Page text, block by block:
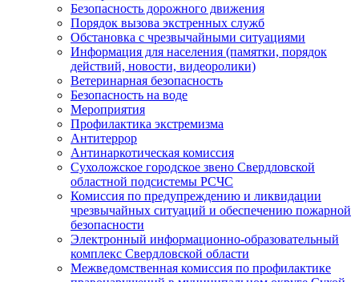
Безопасность дорожного движения
Порядок вызова экстренных служб
Обстановка с чрезвычайными ситуациями
Информация для населения (памятки, порядок
действий, новости, видеоролики)
Ветеринарная безопасность
Безопасность на воде
Мероприятия
Профилактика экстремизма
Антитеррор
Антинаркотическая комиссия
Сухоложское городское звено Свердловской
областной подсистемы РСЧС
Комиссия по предупреждению и ликвидации
чрезвычайных ситуаций и обеспечению пожарной
безопасности
Электронный информационно-образовательный
комплекс Cвердловской области
Межведомственная комиссия по профилактике